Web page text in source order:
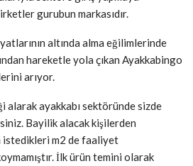
gurubun markasıdır.
altında alma eğilimlerinde
hareketle yola çıkan Ayakkabingo
arıyor.
alarak ayakkabı sektöründe sizde
Bayilik alacak kişilerden
istedikleri m2 de faaliyet
İlk ürün temini olarak